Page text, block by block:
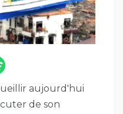
aujourd'hui
de son